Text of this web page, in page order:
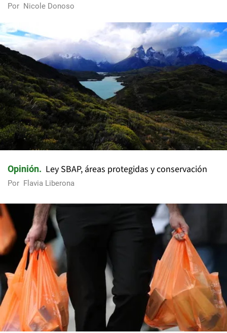
Por Nicole Donoso
Opinión Ley SBAP, áreas protegidas y conservación
Por Flavia Liberona